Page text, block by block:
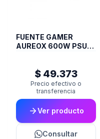
FUENTE GAMER
AUREOX 600W PSU
$ 49.373
Precio efectivo o
transferencia
Ver producto
Consultar